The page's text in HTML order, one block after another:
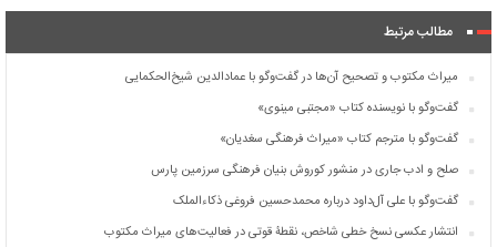
مطالب مرتبط
میراث مکتوب و تصحیح آن‌ها در گفت‌وگو با عمادالدین شیخ‌الحکمایی
گفت‌وگو با نویسنده کتاب «مجتبی مینوی»
گفت‌وگو با مترجم کتاب «میراث فرهنگی سغدیان»
صلح و ادب جاری در منشور کوروش بنیان فرهنگی سرزمین پارس
گفت‌وگو با علی آل‌داود درباره محمدحسین فروغی ذکاءالملک
انتشار عکسی نسخ خطی شاخص، نقطۀ قوتی در فعالیت‌های میراث مکتوب